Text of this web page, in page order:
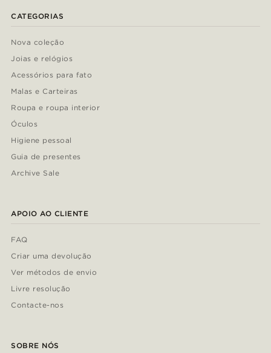
CATEGORIAS
Nova coleção
Joias e relógios
Acessórios para fato
Malas e Carteiras
Roupa e roupa interior
Óculos
Higiene pessoal
Guia de presentes
Archive Sale
APOIO AO CLIENTE
FAQ
Criar uma devolução
Ver métodos de envio
Livre resolução
Contacte-nos
SOBRE NÓS